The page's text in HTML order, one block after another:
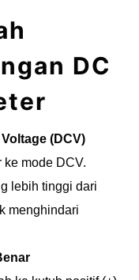
DC
(DCV)
ke mode DCV.
lebih tinggi dari
menghindari